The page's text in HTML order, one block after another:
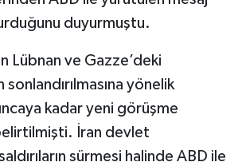
duyurmuştu.
Lübnan ve Gazze’deki
sonlandırılmasına yönelik
kadar yeni görüşme
İran devlet
sürmesi halinde ABD ile